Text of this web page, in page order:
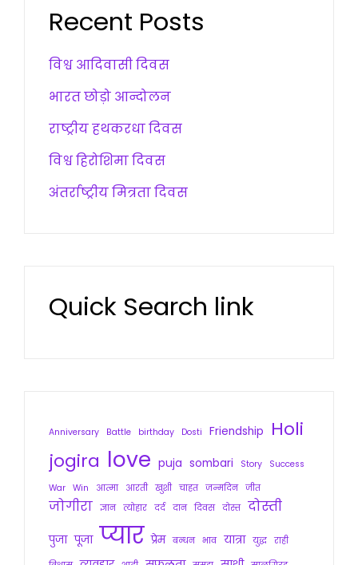
Recent Posts
विश्व आदिवासी दिवस
भारत छोड़ो आन्दोलन
राष्ट्रीय हथकरधा दिवस
विश्व हिरोशिमा दिवस
अंतर्राष्ट्रीय मित्रता दिवस
Quick Search link
Anniversary Battle birthday Dosti Friendship
Holi
jogira love puja sombari Story
Success
War Win आत्मा आरती खुशी चाहत जन्मदिन जीत
जोगीरा ज्ञान त्योहार दर्द दान दिवस दोस्त दोस्ती
पुजा पूजा प्यार प्रेम बन्धन भाव यात्रा युद्ध राही